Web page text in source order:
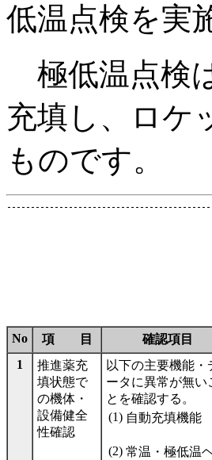
低温点検を実
極低温点検
充填し、ロケ
ものです。
No 項 目
確認項目
1
推進薬充
填状態で
の機体・
設備健全
性確認
以下の主要機能・
ータに異常が無い
とを確認する。
(1) 自動充填機能
(2) 常温・極低温